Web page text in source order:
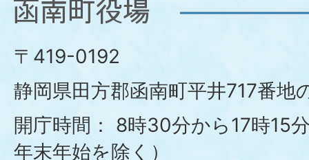
函
南
町
役
場
〒419-0192
静岡県田方郡函南町平井717番地
開庁時間：
8時30分から17時15
年末年始を除く）